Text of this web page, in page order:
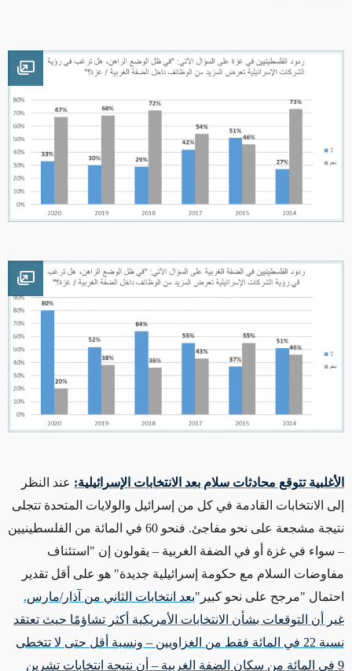
الأغلبية تتوقع محادثات سلام بعد الانتخابات الإسرائيلية: عند النظر
إلى الانتخابات القادمة في كل من إسرائيل والولايات المتحدة تتجلى
نتيجة مشجعة على نحو مفاجئ. فنحو 60 في المائة من الفلسطينيين
– سواء في غزة أو في الضفة الغربية – يقولون إن "استئناف
مفاوضات السلام مع حكومة إسرائيلية جديدة" هو على أقل تقدير
احتمال "مرجح على نحو كبير"بعد انتخابات الثاني من آذار/مارس.
غير أن التوقعات بشأن الانتخابات الأمريكية أكثر تشاؤمًا حيث تعتقد
نسبة 22 في المائة فقط من الغزاويين – ونسبة أقل حتى لا تتخطى
9 في المائة من سكان الضفة الغربية – أن نتيجة انتخابات تشرين